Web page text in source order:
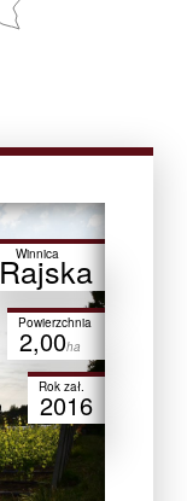
Winnica
Rajska
Powierzchnia
2,00ha
Rok zał.
2016